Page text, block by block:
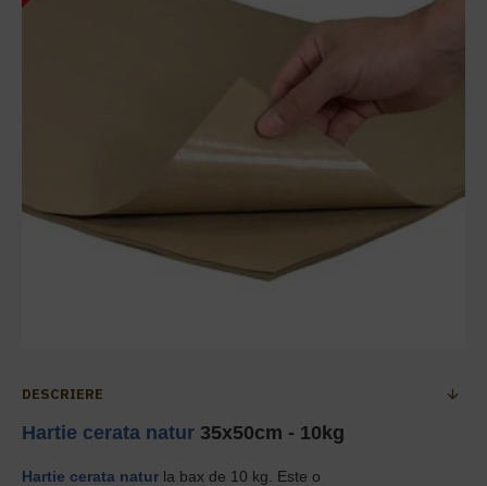
DESCRIERE
Hartie cerata natur 35x50cm - 10kg
Hartie cerata natur la bax de 10 kg. Este o